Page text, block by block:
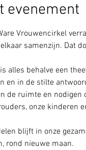
evenement
Vrouwencirkel
samenzijn. Dat
alles behalve een
en in de stilte
de ruimte en
onze kinderen
blijft in onze
rond nieuwe maan.